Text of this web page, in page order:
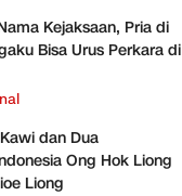
Kejaksaan, Pria di
Bisa Urus Perkara di
dan Dua
Ong Hok Liong
Liong